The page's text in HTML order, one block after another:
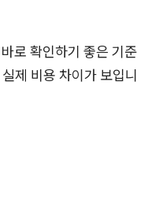
로 확인하기 좋은 기준
제 비용 차이가 보입니